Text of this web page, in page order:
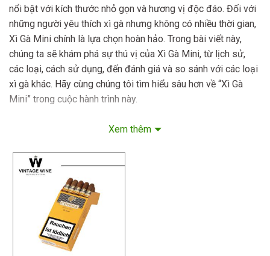
nổi bật với kích thước nhỏ gọn và hương vị độc đáo. Đối với
những người yêu thích xì gà nhưng không có nhiều thời gian,
Xì Gà Mini chính là lựa chọn hoàn hảo. Trong bài viết này,
chúng ta sẽ khám phá sự thú vị của Xì Gà Mini, từ lịch sử,
các loại, cách sử dụng, đến đánh giá và so sánh với các loại
xì gà khác. Hãy cùng chúng tôi tìm hiểu sâu hơn về “Xì Gà
Mini” trong cuộc hành trình này.
Lịch sử và xu hướng Xì Gà Mini
Xem thêm